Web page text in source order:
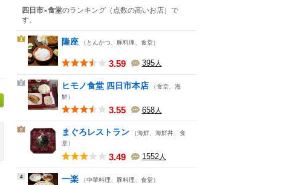
四日市×食堂のランキング （点数の高いお店） で
す。
1 隆座 （とんかつ、豚料理、食堂）
3.59 395人
2 ヒモノ食堂 四日市本店 （食堂、海
鮮）
3.55 658人
3 まぐろレストラン （海鮮、海鮮丼、食
堂）
3.49 1552人
4 一楽 （中華料理、豚料理、食堂）